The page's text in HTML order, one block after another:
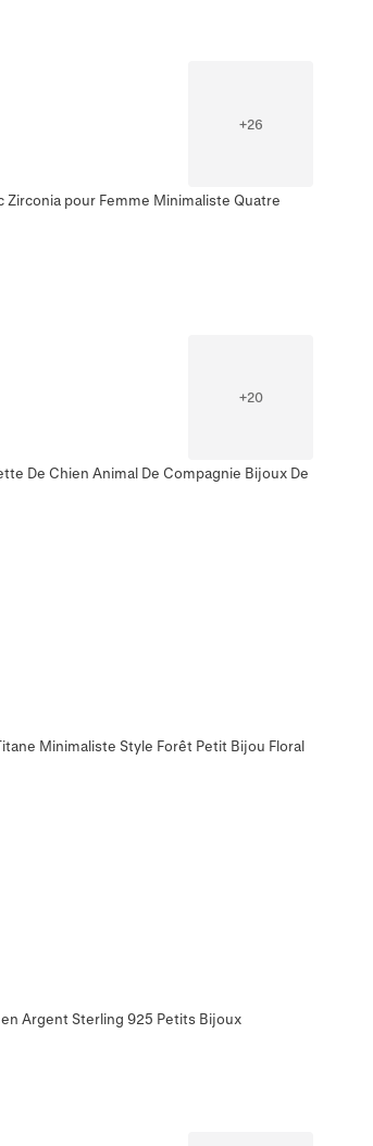
+26
pour Femme Minimaliste Quatre
+20
De Chien Animal De Compagnie Bijoux De
Minimaliste Style Forêt Petit Bijou Floral
Argent Sterling 925 Petits Bijoux